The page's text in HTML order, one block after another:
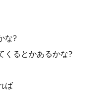
な?
くるとかあるかな?
ば